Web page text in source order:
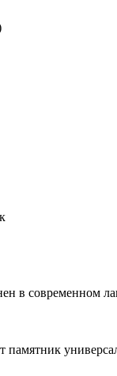
в современном